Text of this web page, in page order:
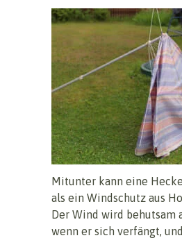
Mitunter kann eine
als ein Windschutz aus
Der Wind wird behutsam
wenn er sich verfängt,